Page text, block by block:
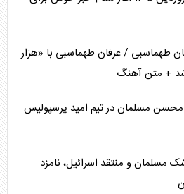
در غرب آسیا
متحدان ایران
طهماسبی / عرفان طهماسبی با «هزار
+ متن آهنگ
مسلمان در تیم امید پرسپولیس
و منتقد اسرائیل، نامزد